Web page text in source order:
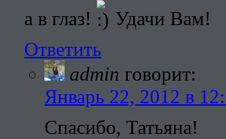
а в глаз!
Удачи Вам!
Ответить
admin говорит:
Январь 22, 2012 в
Спасибо, Татьяна!